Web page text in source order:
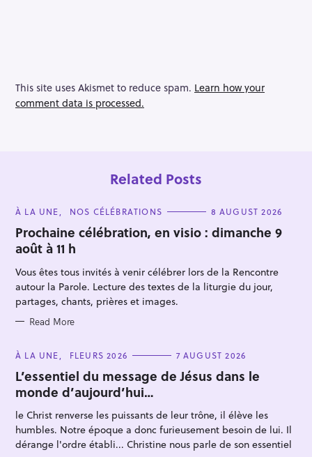
This site uses Akismet to reduce spam. Learn how your
comment data is processed.
Related Posts
C
T
E
G
O
I
E
S
À LA UNE NOS CÉLÉBRATIONS 8 AUGUST 2026
Prochaine célébration, en visio : dimanche 9
août à 11 h
Vous êtes tous invités à venir célébrer lors de la Rencontre
autour la Parole. Lecture des textes de la liturgie du jour,
partages, chants, prières et images.
Read More
C
T
E
G
O
R
I
E
S
À LA UNE FLEURS 2026 7 AUGUST 2026
L’essentiel du message de Jésus dans le
monde d’aujourd’hui…
le Christ renverse les puissants de leur trône, il élève les
humbles. Notre époque a donc furieusement besoin de lui. Il
dérange l'ordre établi... Christine nous parle de son essentiel